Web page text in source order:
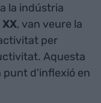
la indústria
, van veure la
per
Aquesta
punt d'inflexió en